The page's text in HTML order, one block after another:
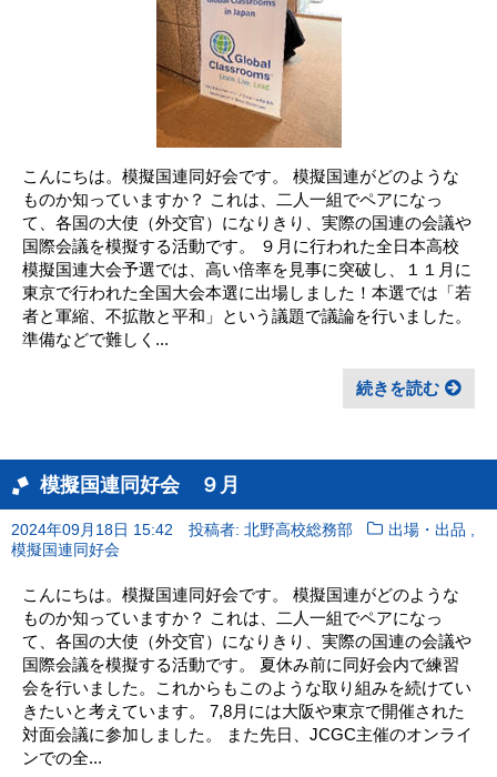
こんにちは。模擬国連同好会です。 模擬国連がどのような
ものか知っていますか？ これは、二人一組でペアになっ
て、各国の大使（外交官）になりきり、実際の国連の会議や
国際会議を模擬する活動です。 ９月に行われた全日本高校
模擬国連大会予選では、高い倍率を見事に突破し、１１月に
東京で行われた全国大会本選に出場しました！本選では「若
者と軍縮、不拡散と平和」という議題で議論を行いました。
準備などで難しく...
続きを読む
模擬国連同好会 ９月
2024年09月18日 15:42 投稿者: 北野高校総務部 出場・出品
模擬国連同好会
こんにちは。模擬国連同好会です。 模擬国連がどのような
ものか知っていますか？ これは、二人一組でペアになっ
て、各国の大使（外交官）になりきり、実際の国連の会議や
国際会議を模擬する活動です。 夏休み前に同好会内で練習
会を行いました。これからもこのような取り組みを続けてい
きたいと考えています。 7,8月には大阪や東京で開催された
対面会議に参加しました。 また先日、JCGC主催のオンライ
ンでの全...